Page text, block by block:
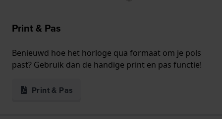
Print & Pas
Benieuwd hoe het horloge qua formaat om je pols
past? Gebruik dan de handige print en pas functie!
Print & Pas